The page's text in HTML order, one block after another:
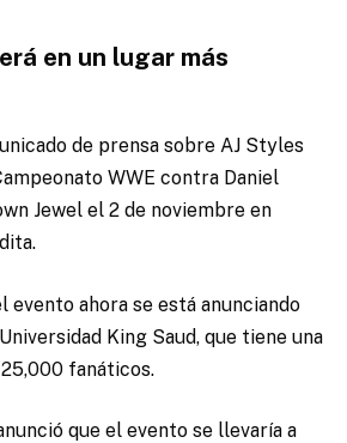
en un lugar más
de prensa sobre AJ Styles
WWE contra Daniel
Jewel el 2 de noviembre en
evento ahora se está anunciando
King Saud, que tiene una
fanáticos.
que el evento se llevaría a